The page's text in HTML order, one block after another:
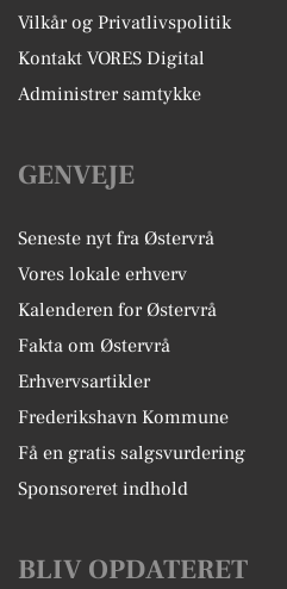
Vilkår og Privatlivspolitik
Kontakt VORES Digital
Administrer samtykke
GENVEJE
Seneste nyt fra Østervrå
Vores lokale erhverv
Kalenderen for Østervrå
Fakta om Østervrå
Erhvervsartikler
Frederikshavn Kommune
Få en gratis salgsvurdering
Sponsoreret indhold
BLIV OPDATERET